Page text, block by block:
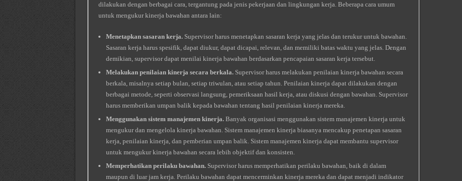
dilakukan dengan berbagai cara, tergantung pada jenis pekerjaan dan lingkungan kerja. Beberapa cara umum
untuk mengukur kinerja bawahan antara lain:
Menetapkan sasaran kerja.Supervisor harus menetapkan sasaran kerja yang jelas dan terukur untuk bawahan.
Sasaran kerja harus spesifik, dapat diukur, dapat dicapai, relevan, dan memiliki batas waktu yang jelas. Dengan
demikian, supervisor dapat menilai kinerja bawahan berdasarkan pencapaian sasaran kerja tersebut.
Melakukan penilaian kinerja secara berkala.Supervisor harus melakukan penilaian kinerja bawahan secara
berkala, misalnya setiap bulan, setiap triwulan, atau setiap tahun. Penilaian kinerja dapat dilakukan dengan
berbagai metode, seperti observasi langsung, pemeriksaan hasil kerja, atau diskusi dengan bawahan. Supervisor
harus memberikan umpan balik kepada bawahan tentang hasil penilaian kinerja mereka.
Menggunakan sistem manajemen kinerja.Banyak organisasi menggunakan sistem manajemen kinerja untuk
mengukur dan mengelola kinerja bawahan. Sistem manajemen kinerja biasanya mencakup penetapan sasaran
kerja, penilaian kinerja, dan pemberian umpan balik. Sistem manajemen kinerja dapat membantu supervisor
untuk mengukur kinerja bawahan secara lebih objektif dan konsisten.
Memperhatikan perilaku bawahan.Supervisor harus memperhatikan perilaku bawahan, baik di dalam
maupun di luar jam kerja. Perilaku bawahan dapat mencerminkan kinerja mereka dan dapat menjadi indikator